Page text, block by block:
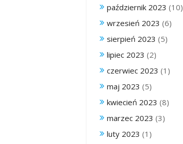
październik 2023 (10)
wrzesień 2023 (6)
sierpień 2023 (5)
lipiec 2023 (2)
czerwiec 2023 (1)
maj 2023 (5)
kwiecień 2023 (8)
marzec 2023 (3)
luty 2023 (1)